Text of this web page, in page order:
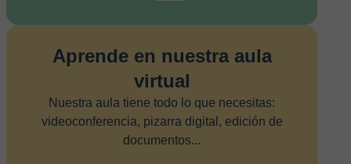
Aprende en nuestra aula
virtual
Nuestra aula tiene todo lo que necesitas:
videoconferencia, pizarra digital, edición de
documentos...